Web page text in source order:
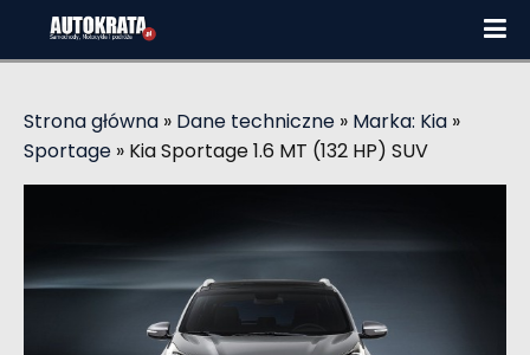
Strona główna » Dane techniczne » Marka: Kia »
Sportage » Kia Sportage 1.6 MT (132 HP) SUV